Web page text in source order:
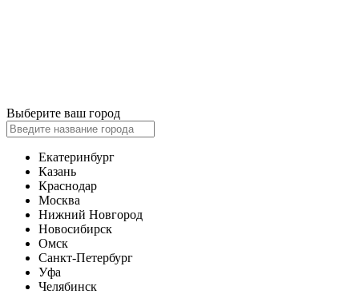
Выберите ваш город
Екатеринбург
Казань
Краснодар
Москва
Нижний Новгород
Новосибирск
Омск
Санкт-Петербург
Уфа
Челябинск